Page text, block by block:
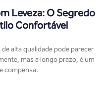
Leveza: O Segredo
Confortável
alta qualidade pode parecer
mas a longo prazo, é um
compensa.